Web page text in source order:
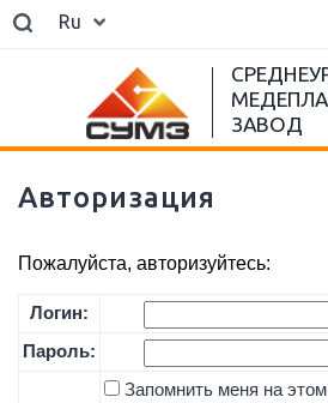
Ru
ЗАВОД
Авторизация
Пожалуйста, авторизуйтесь:
Логин:
Пароль:
Запомнить меня на